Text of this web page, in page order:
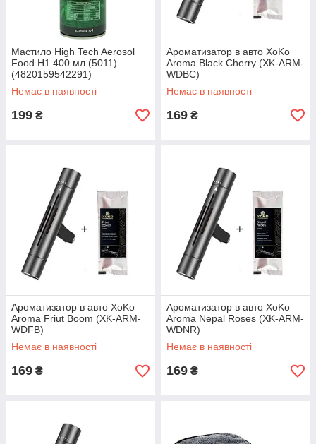
Мастило High Tech Aerosol
Food H1 400 мл (5011)
(4820159542291)
Немає в наявності
199 ₴
Ароматизатор в авто XoKo
Aroma Black Cherry (XK-ARM-
WDBC)
Немає в наявності
169 ₴
Ароматизатор в авто XoKo
Aroma Friut Boom (XK-ARM-
WDFB)
Немає в наявності
169 ₴
Ароматизатор в авто XoKo
Aroma Nepal Roses (XK-ARM-
WDNR)
Немає в наявності
169 ₴